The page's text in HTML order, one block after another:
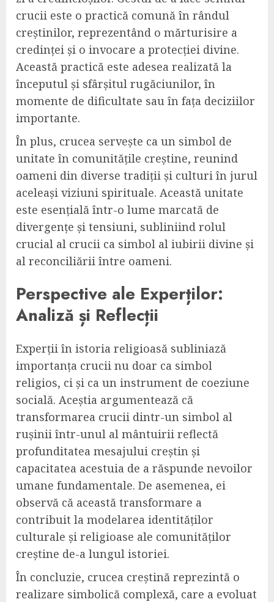
crucii este o practică comună în rândul
creștinilor, reprezentând o mărturisire a
credinței și o invocare a protecției divine.
Această practică este adesea realizată la
începutul și sfârșitul rugăciunilor, în
momente de dificultate sau în fața deciziilor
importante.
În plus, crucea servește ca un simbol de
unitate în comunitățile creștine, reunind
oameni din diverse tradiții și culturi în jurul
aceleași viziuni spirituale. Această unitate
este esențială într-o lume marcată de
divergențe și tensiuni, subliniind rolul
crucial al crucii ca simbol al iubirii divine și
al reconciliării între oameni.
Perspective ale Experților:
Analiză și Reflecții
Experții în istoria religioasă subliniază
importanța crucii nu doar ca simbol
religios, ci și ca un instrument de coeziune
socială. Aceștia argumentează că
transformarea crucii dintr-un simbol al
rușinii într-unul al mântuirii reflectă
profunditatea mesajului creștin și
capacitatea acestuia de a răspunde nevoilor
umane fundamentale. De asemenea, ei
observă că această transformare a
contribuit la modelarea identităților
culturale și religioase ale comunităților
creștine de-a lungul istoriei.
În concluzie, crucea creștină reprezintă o
realizare simbolică complexă, care a evoluat